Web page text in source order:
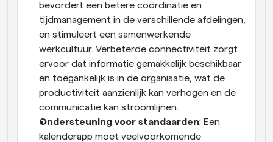
bevordert een betere coördinatie en
tijdmanagement in de verschillende afdelingen,
en stimuleert een samenwerkende
werkcultuur. Verbeterde connectiviteit zorgt
ervoor dat informatie gemakkelijk beschikbaar
en toegankelijk is in de organisatie, wat de
productiviteit aanzienlijk kan verhogen en de
communicatie kan stroomlijnen.
Ondersteuning voor standaarden: Een
kalenderapp moet veelvoorkomende